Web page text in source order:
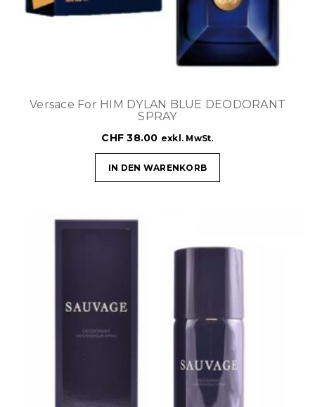
Versace For HIM DYLAN BLUE DEODORANT
SPRAY
CHF 38.00 exkl. MwSt.
IN DEN WARENKORB